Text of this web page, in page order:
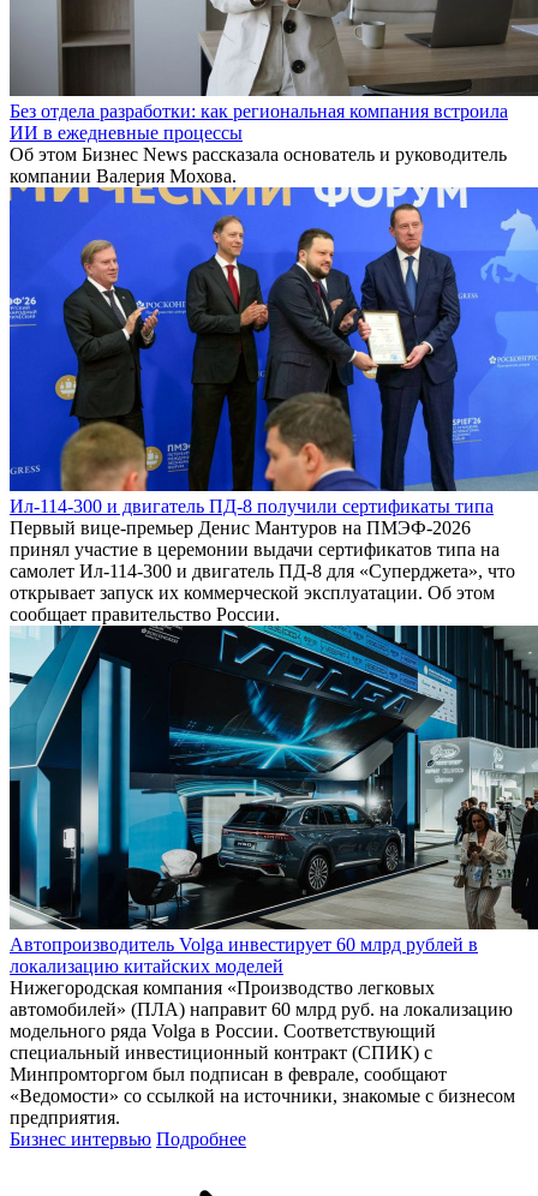
Без отдела разработки: как региональная компания встроила
ИИ в ежедневные процессы
Об этом Бизнес News рассказала основатель и руководитель
компании Валерия Мохова.
Ил-114-300 и двигатель ПД-8 получили сертификаты типа
Первый вице-премьер Денис Мантуров на ПМЭФ-2026
принял участие в церемонии выдачи сертификатов типа на
самолет Ил-114-300 и двигатель ПД-8 для «Суперджета», что
открывает запуск их коммерческой эксплуатации. Об этом
сообщает правительство России.
Автопроизводитель Volga инвестирует 60 млрд рублей в
локализацию китайских моделей
Нижегородская компания «Производство легковых
автомобилей» (ПЛА) направит 60 млрд руб. на локализацию
модельного ряда Volga в России. Соответствующий
специальный инвестиционный контракт (СПИК) с
Минпромторгом был подписан в феврале, сообщают
«Ведомости» со ссылкой на источники, знакомые с бизнесом
предприятия.
Бизнес интервью Подробнее